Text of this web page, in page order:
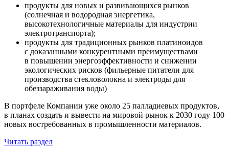
продукты для новых и развивающихся рынков
(солнечная и водородная энергетика,
высокотехнологичные материалы для индустрии
электротранспорта);
продукты для традиционных рынков платиноидов
с доказанными конкурентными преимуществами
в повышении энергоэффективности и снижении
экологических рисков (фильерные питатели для
производства стекловолокна и электроды для
обеззараживания воды)
В портфеле Компании уже около 25 палладиевых продуктов,
в планах создать и вывести на мировой рынок к 2030 году 100
новых востребованных в промышленности материалов.
Читать раздел